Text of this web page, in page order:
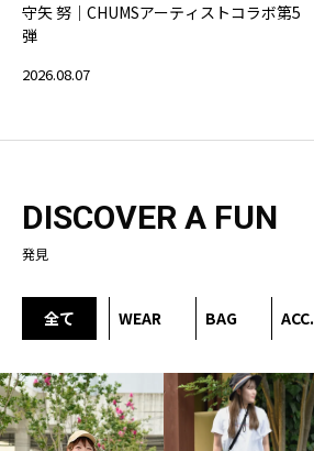
守矢 努｜CHUMSアーティストコラボ第5
弾
2026.08.07
DISCOVER A FUN
発見
全て WEAR BAG ACC.